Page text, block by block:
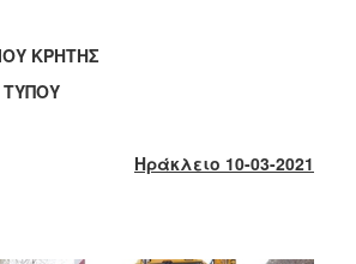
ΚΡΗΤΗΣ
Ηράκλειο 10-03-2021